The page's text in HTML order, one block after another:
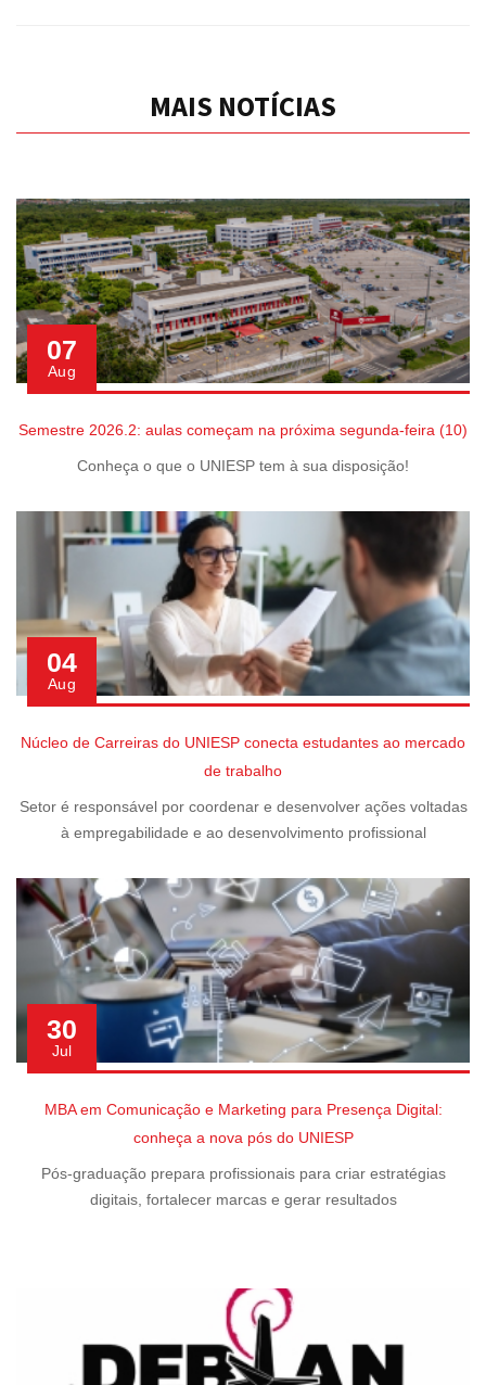
MAIS NOTÍCIAS
07
Aug
Semestre 2026.2: aulas começam na próxima segunda-feira (10)
Conheça o que o UNIESP tem à sua disposição!
04
Aug
Núcleo de Carreiras do UNIESP conecta estudantes ao mercado
de trabalho
Setor é responsável por coordenar e desenvolver ações voltadas
à empregabilidade e ao desenvolvimento profissional
30
Jul
MBA em Comunicação e Marketing para Presença Digital:
conheça a nova pós do UNIESP
Pós-graduação prepara profissionais para criar estratégias
digitais, fortalecer marcas e gerar resultados